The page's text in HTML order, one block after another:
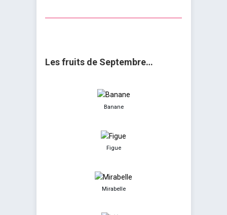
Les fruits de Septembre…
Banane
Figue
Mirabelle